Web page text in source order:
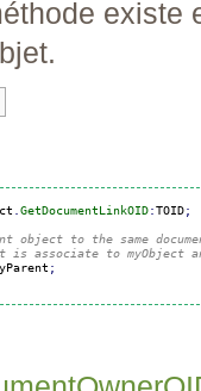
existe
.GetDocumentLinkOID:TOID;
object to the same
is associate to myObject
;